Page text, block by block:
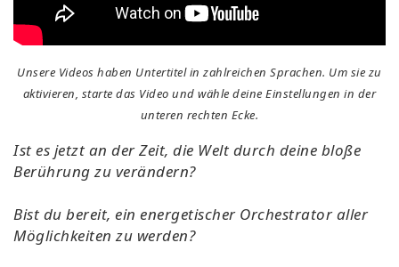
Unsere Videos haben Untertitel in zahlreichen Sprachen. Um sie zu
aktivieren, starte das Video und wähle deine Einstellungen in der
unteren rechten Ecke.
Ist es jetzt an der Zeit, die Welt durch deine bloße
Berührung zu verändern?
Bist du bereit, ein energetischer Orchestrator aller
Möglichkeiten zu werden?